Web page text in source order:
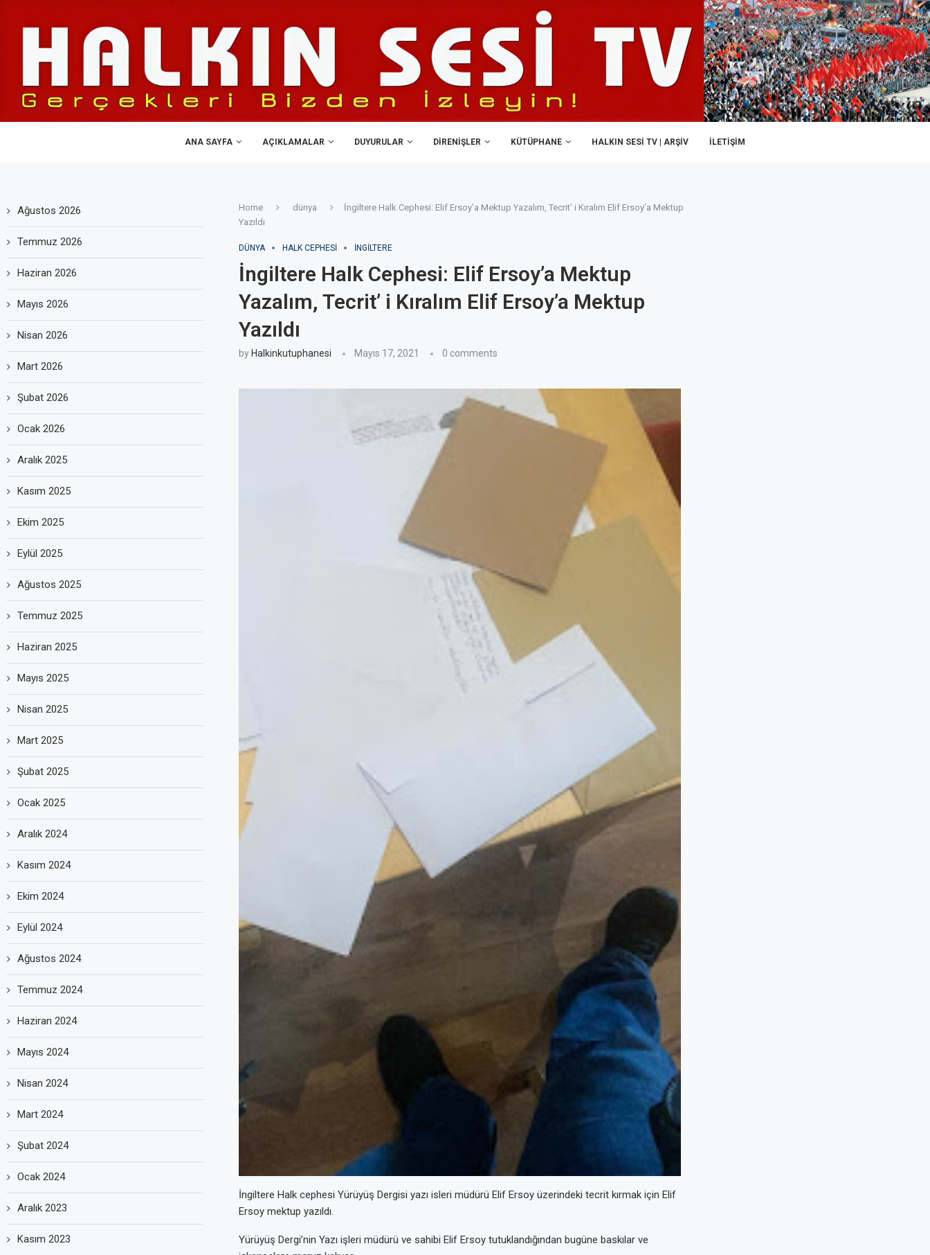
ANA SAYFA AÇIKLAMALAR DUYURULAR DIRENIŞLER KÜTÜPHANE HALKIN SESI TV | ARŞİV İLETIŞIM
Home dünya
İngiltere Halk Cephesi: Elif Ersoy’a Mektup Yazalım, Tecrit’ i Kıralım Elif Ersoy’a Mektup
Yazıldı
DÜNYA HALK CEPHESI İNGILTERE
İngiltere Halk Cephesi: Elif Ersoy’a Mektup
Yazalım, Tecrit’ i Kıralım Elif Ersoy’a Mektup
Yazıldı
byHalkinkutuphanesi Mayıs 17, 2021 0 comments
İngiltere Halk cephesi Yürüyüş Dergisi yazı isleri müdürü Elif Ersoy üzerindeki tecrit kırmak için Elif
Ersoy mektup yazıldı.
Yürüyüş Dergi’nin Yazı işleri müdürü ve sahibi Elif Ersoy tutuklandığından bugüne baskılar ve
Ağustos 2026
Temmuz 2026
Haziran 2026
Mayıs 2026
Nisan 2026
Mart 2026
Şubat 2026
Ocak 2026
Aralık 2025
Kasım 2025
Ekim 2025
Eylül 2025
Ağustos 2025
Temmuz 2025
Haziran 2025
Mayıs 2025
Nisan 2025
Mart 2025
Şubat 2025
Ocak 2025
Aralık 2024
Kasım 2024
Ekim 2024
Eylül 2024
Ağustos 2024
Temmuz 2024
Haziran 2024
Mayıs 2024
Nisan 2024
Mart 2024
Şubat 2024
Ocak 2024
Aralık 2023
Kasım 2023